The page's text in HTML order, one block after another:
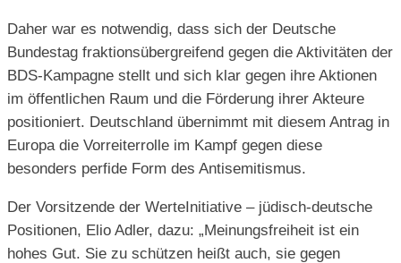
Daher war es notwendig, dass sich der Deutsche
Bundestag fraktionsübergreifend gegen die Aktivitäten der
BDS-Kampagne stellt und sich klar gegen ihre Aktionen
im öffentlichen Raum und die Förderung ihrer Akteure
positioniert. Deutschland übernimmt mit diesem Antrag in
Europa die Vorreiterrolle im Kampf gegen diese
besonders perfide Form des Antisemitismus.
Der Vorsitzende der WerteInitiative – jüdisch-deutsche
Positionen, Elio Adler, dazu: „Meinungsfreiheit ist ein
hohes Gut. Sie zu schützen heißt auch, sie gegen